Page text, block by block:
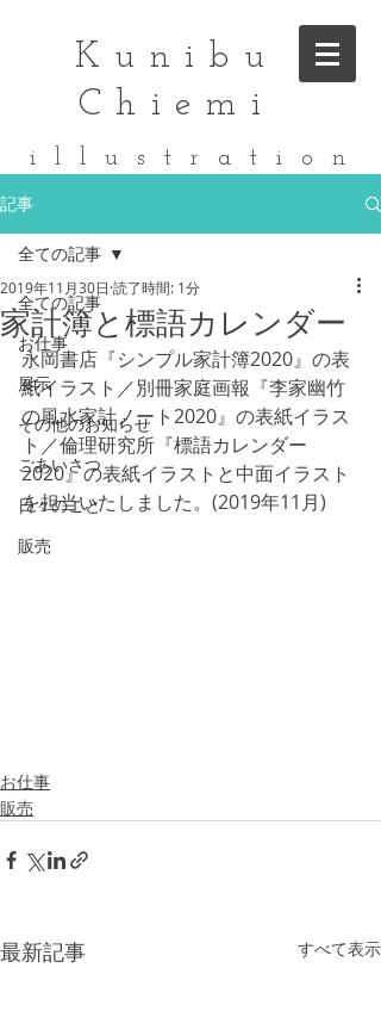
Kunibu
Chiemi
i l l u s t r a t i o n
記事
全ての記事
お仕事
展示
その他のお知らせ
ごあいさつ
日々のこと
販売
全ての記事
家計簿と標語カレンダー
2019年11月30日 読了時間: 1分
永岡書店『シンプル家計簿2020』の表
紙イラスト／別冊家庭画報『李家幽竹
の風水家計ノート2020』の表紙イラス
ト／倫理研究所『標語カレンダー
2020』の表紙イラストと中面イラスト
を担当いたしました。(2019年11月)
お仕事
販売
最新記事 すべて表示